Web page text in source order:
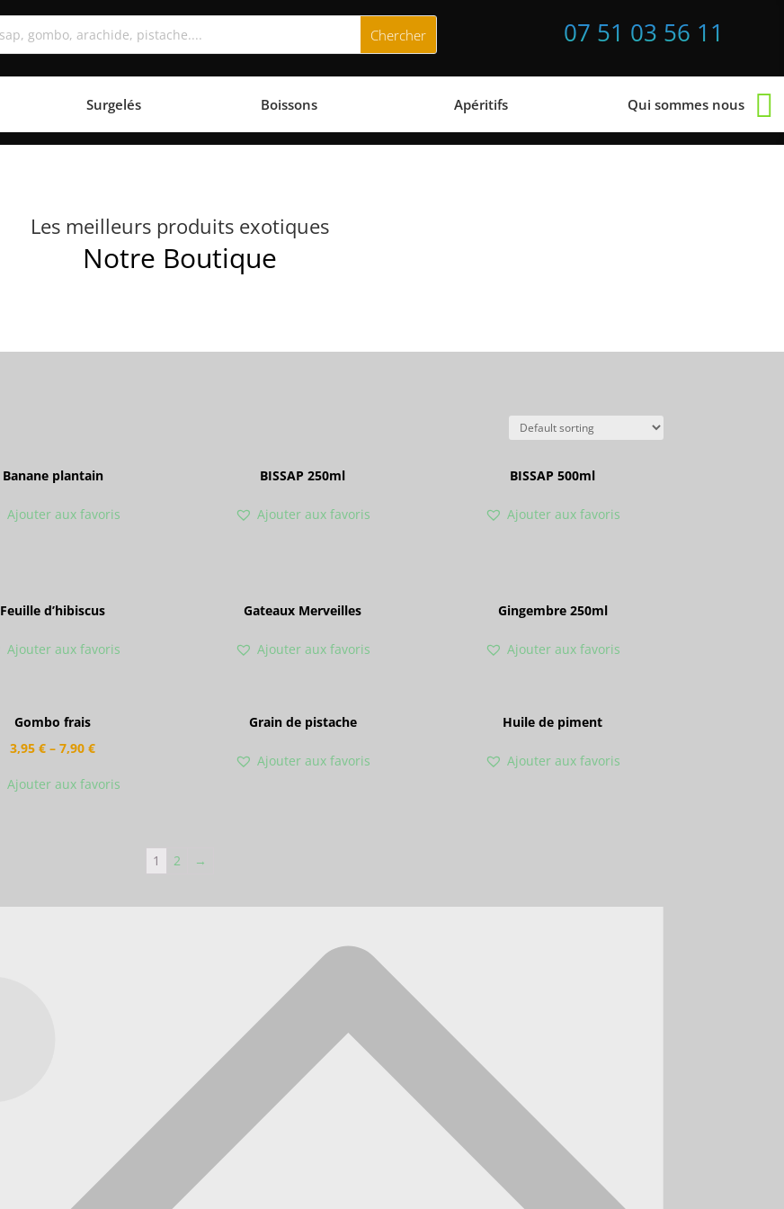
07 51 03 56 11
Surgelés Boissons Apéritifs Qui sommes nous
Les meilleurs produits exotiques
Notre Boutique
Banane plantain
Ajouter aux favoris
BISSAP 250ml
Ajouter aux favoris
BISSAP 500ml
Ajouter aux favoris
Feuille d’hibiscus
Ajouter aux favoris
Gateaux Merveilles
Ajouter aux favoris
Gingembre 250ml
Ajouter aux favoris
Gombo frais
3,95€ –7,90€
Ajouter aux favoris
Grain de pistache
Ajouter aux favoris
Huile de piment
Ajouter aux favoris
1 2 →